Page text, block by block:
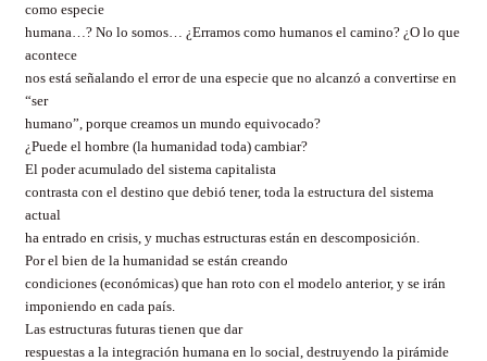
como especie
humana…? No lo somos… ¿Erramos como humanos el camino? ¿O lo que
acontece
nos está señalando el error de una especie que no alcanzó a convertirse en
“ser
humano”, porque creamos un mundo equivocado?
¿Puede el hombre (la humanidad toda) cambiar?
El poder acumulado del sistema capitalista
contrasta con el destino que debió tener, toda la estructura del sistema
actual
ha entrado en crisis, y muchas estructuras están en descomposición.
Por el bien de la humanidad se están creando
condiciones (económicas) que han roto con el modelo anterior, y se irán
imponiendo en cada país.
Las estructuras futuras tienen que dar
respuestas a la integración humana en lo social, destruyendo la pirámide